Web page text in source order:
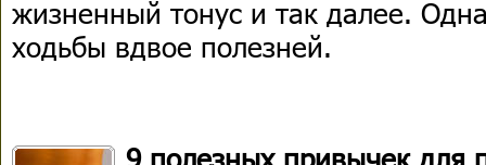
жизненный тонус и так далее.
ходьбы вдвое полезней.